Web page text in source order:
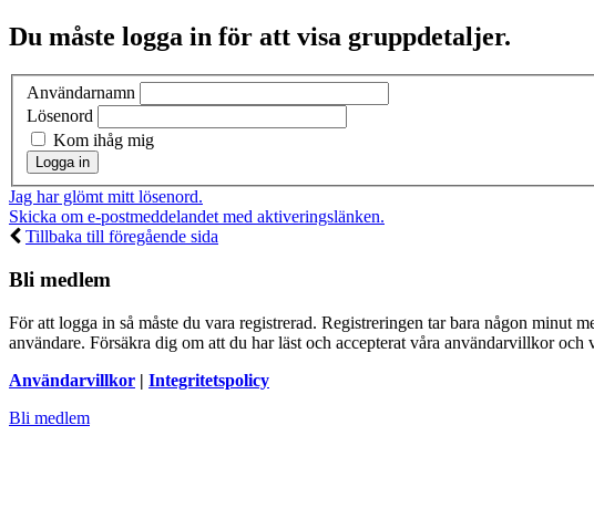
Du måste logga in för att visa gruppdetaljer.
Användarnamn
Lösenord
Kom ihåg mig
Jag har glömt mitt lösenord.
Skicka om e-postmeddelandet med aktiveringslänken.
Tillbaka till föregående sida
Bli medlem
För att logga in så måste du vara registrerad. Registreringen tar bara någon minut
användare. Försäkra dig om att du har läst och accepterat våra användarvillkor
Användarvillkor | Integritetspolicy
Bli medlem